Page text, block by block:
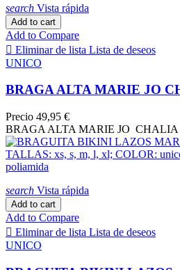
search Vista rápida
Add to cart
Add to Compare
 Eliminar de lista Lista de deseos
UNICO
BRAGA ALTA MARIE JO
Precio 49,95 €
BRAGA ALTA MARIE JO CHALIA
search Vista rápida
Add to cart
Add to Compare
 Eliminar de lista Lista de deseos
UNICO